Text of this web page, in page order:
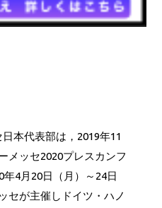
本代表部は，2019年11
メッセ2020プレスカンフ
4月20日（月）～24日
セが主催しドイツ・ハノ